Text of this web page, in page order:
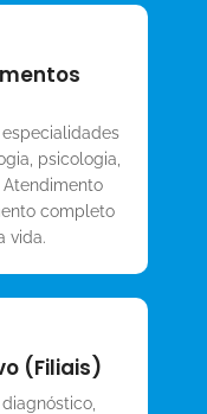
psicologia,
completo
vida.
(Filiais)